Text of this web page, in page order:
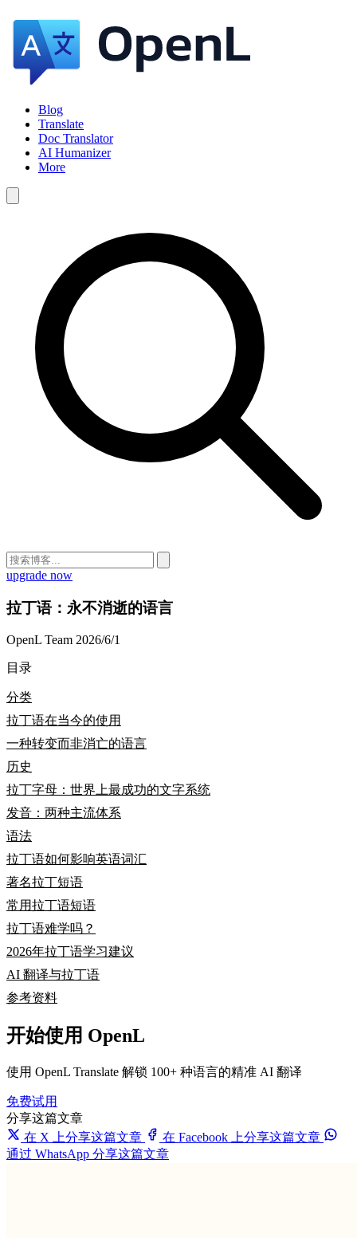
Blog
Translate
Doc Translator
AI Humanizer
More
upgrade now
拉丁语：永不消逝的语言
OpenL Team 2026/6/1
目录
分类
拉丁语在当今的使用
一种转变而非消亡的语言
历史
拉丁字母：世界上最成功的文字系统
发音：两种主流体系
语法
拉丁语如何影响英语词汇
著名拉丁短语
常用拉丁语短语
拉丁语难学吗？
2026年拉丁语学习建议
AI 翻译与拉丁语
参考资料
开始使用 OpenL
使用 OpenL Translate 解锁 100+ 种语言的精准 AI 翻译
免费试用
分享这篇文章
在 X 上分享这篇文章
在 Facebook 上分享这篇文章
通过 WhatsApp 分享这篇文章